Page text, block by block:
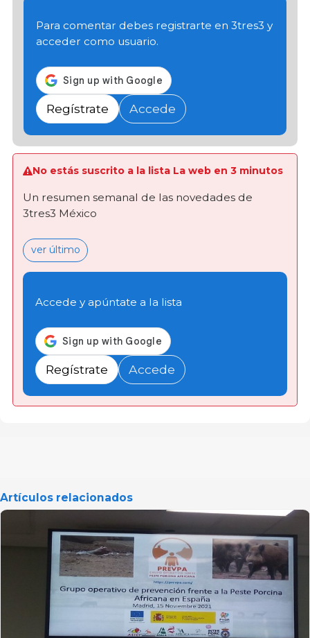
Para comentar debes registrarte en 3tres3 y
acceder como usuario.
Regístrate Accede
No estás suscrito a la lista La web en 3 minutos
Un resumen semanal de las novedades de
3tres3 México
ver último
Accede y apúntate a la lista
Regístrate Accede
Artículos relacionados